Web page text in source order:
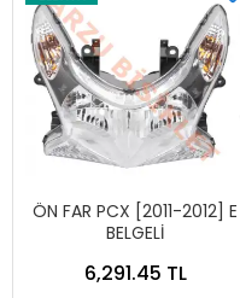
ÖN FAR PCX [2011-2012] E
BELGELİ
6,291.45 TL